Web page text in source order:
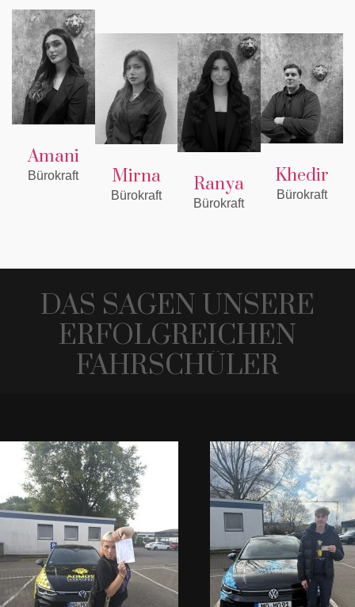
Amani
Bürokraft Mirna
Bürokraft
Ranya
Bürokraft
Khedir
Bürokraft
DAS SAGEN UNSERE
ERFOLGREICHEN
FAHRSCHÜLER